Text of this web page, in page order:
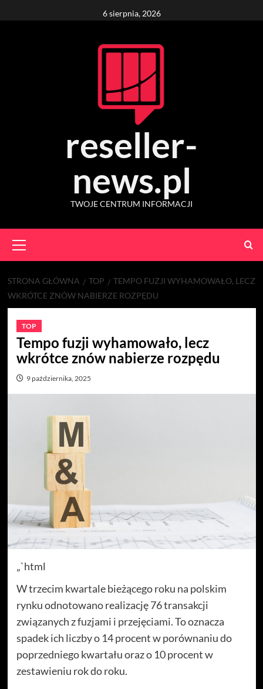
to
6 sierpnia, 2026
reseller-
news.pl
TWOJE CENTRUM INFORMACJI
Menu
STRONA GŁÓWNA TOP
TEMPO FUZJI WYHAMOWAŁO, LECZ
WKRÓTCE ZNÓW NABIERZE ROZPĘDU
TOP
Tempo fuzji wyhamowało, lecz
wkrótce znów nabierze rozpędu
9 października, 2025
„`html
W trzecim kwartale bieżącego roku na polskim
rynku odnotowano realizację 76 transakcji
związanych z fuzjami i przejęciami. To oznacza
spadek ich liczby o 14 procent w porównaniu do
poprzedniego kwartału oraz o 10 procent w
zestawieniu rok do roku.